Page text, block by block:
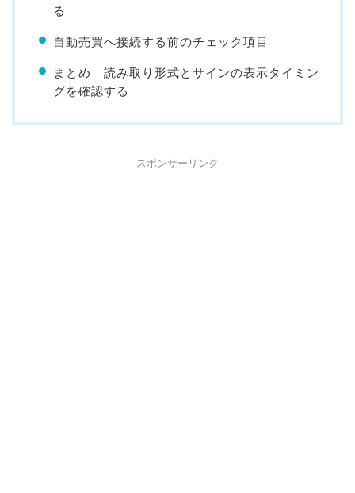
る
自動売買へ接続する前のチェック項目
まとめ｜読み取り形式とサインの表示タイミン
グを確認する
スポンサーリンク